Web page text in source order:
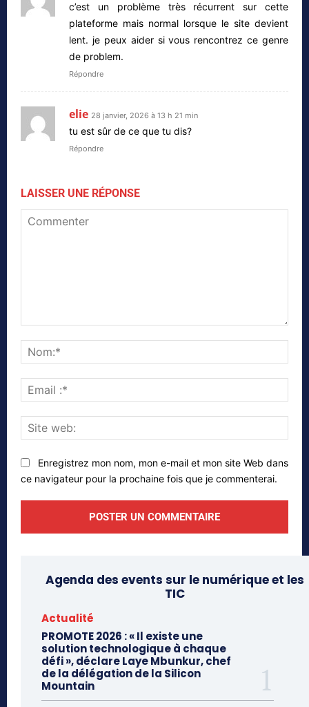
c’est un problème très récurrent sur cette
plateforme mais normal lorsque le site devient
lent. je peux aider si vous rencontrez ce genre
de problem.
Répondre
elie 28 janvier, 2026 à 13 h 21 min
tu est sûr de ce que tu dis?
Répondre
LAISSER UNE RÉPONSE
:*
web:
Enregistrez mon nom, mon e-mail et mon site Web dans
ce navigateur pour la prochaine fois que je commenterai.
Agenda des events sur le numérique et les
TIC
Actualité
PROMOTE 2026 : « Il existe une
solution technologique à chaque
défi », déclare Laye Mbunkur, chef
de la délégation de la Silicon
Mountain